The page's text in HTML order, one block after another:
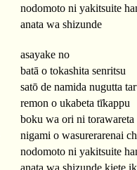
nodomoto ni yakitsuite
anata wa shizunde
asayake no
batā o tokashita senritsu
satō de namida nugutta
remon o ukabeta tīkappu
boku wa ori ni torawareta
nigami o wasurerarenai
nodomoto ni yakitsuite
anata wa shizunde kiete